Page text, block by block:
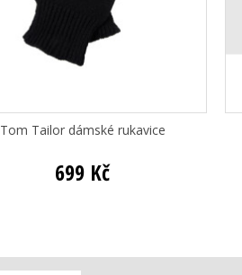
Tom Tailor dámské rukavice
699 Kč